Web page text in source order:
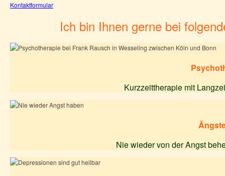
Kontaktformular
Ich bin Ihnen gerne bei
Kurzzeittherapie mit
Nie wieder von der Angst